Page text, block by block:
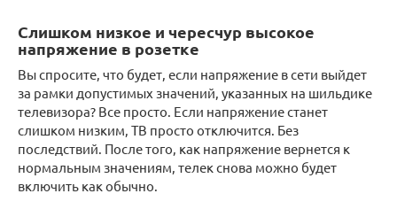
Слишком низкое и чересчур высокое
напряжение в розетке
Вы спросите, что будет, если напряжение в сети выйдет
за рамки допустимых значений, указанных на шильдике
телевизора? Все просто. Если напряжение станет
слишком низким, ТВ просто отключится. Без
последствий. После того, как напряжение вернется к
нормальным значениям, телек снова можно будет
включить как обычно.